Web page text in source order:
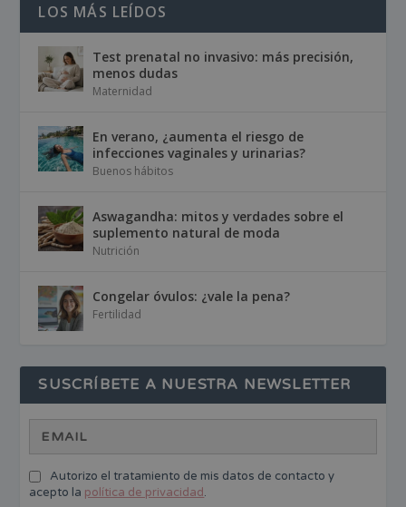
LOS MÁS LEÍDOS
Test prenatal no invasivo: más precisión,
menos dudas
Maternidad
En verano, ¿aumenta el riesgo de
infecciones vaginales y urinarias?
Buenos hábitos
Aswagandha: mitos y verdades sobre el
suplemento natural de moda
Nutrición
Congelar óvulos: ¿vale la pena?
Fertilidad
SUSCRÍBETE A NUESTRA NEWSLETTER
Autorizo el tratamiento de mis datos de contacto y
acepto la política de privacidad.